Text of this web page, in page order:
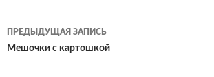
Навигация
по
ПРЕДЫДУЩАЯ ЗАПИСЬ
Мешочки с картошкой